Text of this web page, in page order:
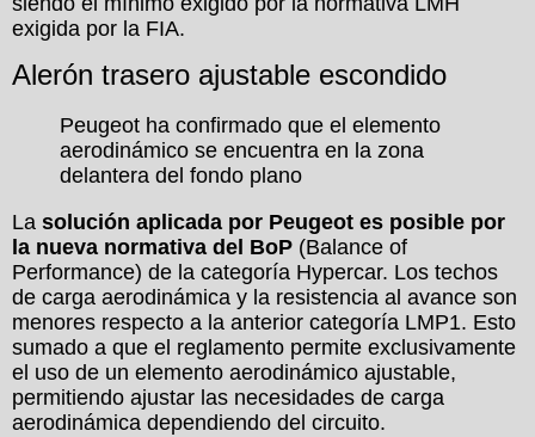
exigida por la FIA.
Alerón trasero ajustable escondido
Peugeot ha confirmado que el elemento
aerodinámico se encuentra en la zona
delantera del fondo plano
La solución aplicada por Peugeot es posible por
la nueva normativa del BoP (Balance of
Performance) de la categoría Hypercar. Los techos
de carga aerodinámica y la resistencia al avance son
menores respecto a la anterior categoría LMP1. Esto
sumado a que el reglamento permite exclusivamente
el uso de un elemento aerodinámico ajustable,
permitiendo ajustar las necesidades de carga
aerodinámica dependiendo del circuito.